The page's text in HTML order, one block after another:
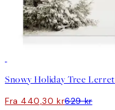
Snowy Holiday Tree Lerret
Fra 440,30 kr629 kr